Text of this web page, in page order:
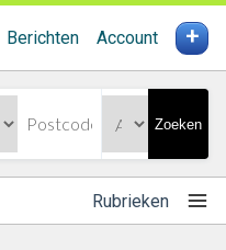
Berichten Account +
Zoeken
Rubrieken